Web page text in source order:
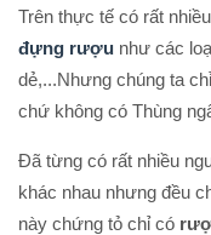
Trên thực tế có rất
đựng rượu như các
dẻ,...Nhưng chúng ta
chứ không có Thùng
Đã từng có rất nhiều
khác nhau nhưng đều
này chứng tỏ chỉ có